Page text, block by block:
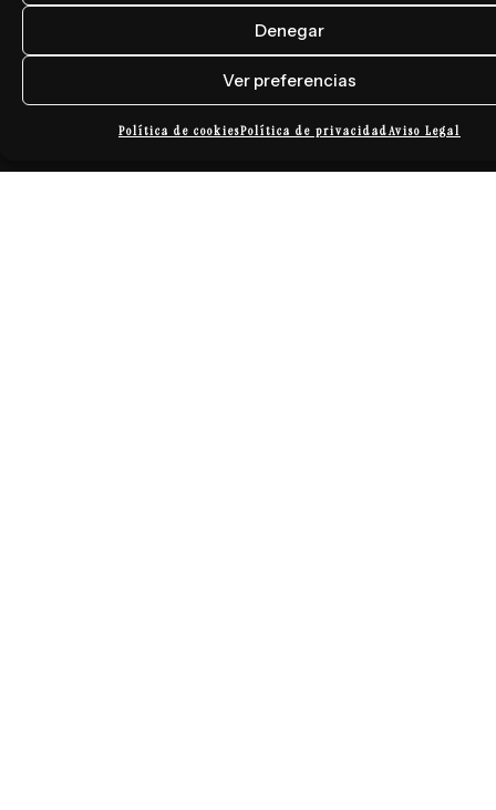
Denegar
Ver preferencias
Política de cookiesPolítica de privacidadAviso Legal